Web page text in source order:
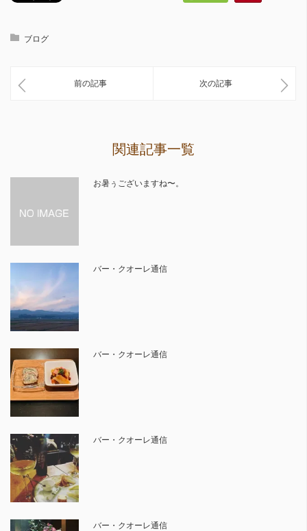
ブログ
前の記事 次の記事
関連記事一覧
お暑ぅございますね〜。
バー・クオーレ通信
バー・クオーレ通信
バー・クオーレ通信
バー・クオーレ通信